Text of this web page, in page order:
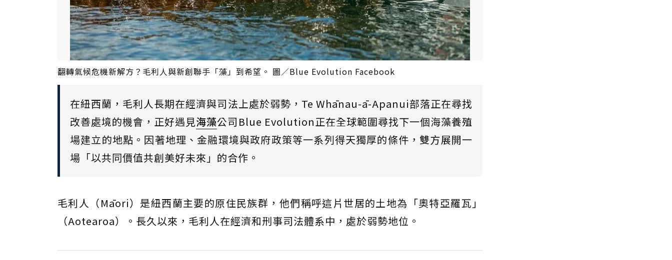
翻轉氣候危機新解方？毛利人與新創聯手「藻」到希望。 圖／Blue Evolution Facebook
在紐西蘭，毛利人長期在經濟與司法上處於弱勢，Te Whānau-ā-Apanui部落正在尋找
改善處境的機會，正好遇見海藻公司Blue Evolution正在全球範圍尋找下一個海藻養殖
場建立的地點。因著地理、金融環境與政府政策等一系列得天獨厚的條件，雙方展開一
場「以共同價值共創美好未來」的合作。
毛利人（Māori）是紐西蘭主要的原住民族群，他們稱呼這片世居的土地為「奧特亞羅瓦」
（Aotearoa）。長久以來，毛利人在經濟和刑事司法體系中，處於弱勢地位。